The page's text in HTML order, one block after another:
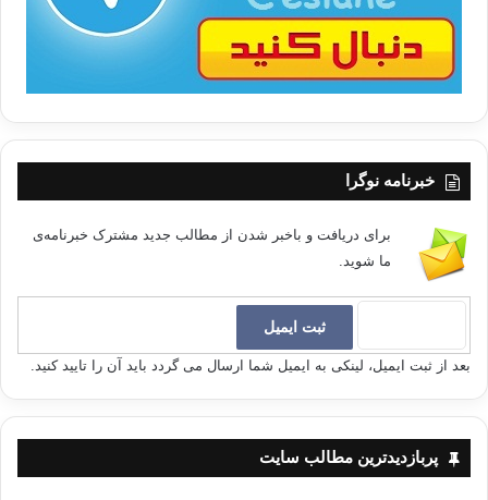
خبرنامه نوگرا
برای دریافت و باخبر شدن از مطالب جدید مشترک خبرنامه‌ی
ما شوید.
بعد از ثبت ایمیل، لینکی به ایمیل شما ارسال می گردد باید آن را تایید کنید.
پربازدیدترین مطالب سایت